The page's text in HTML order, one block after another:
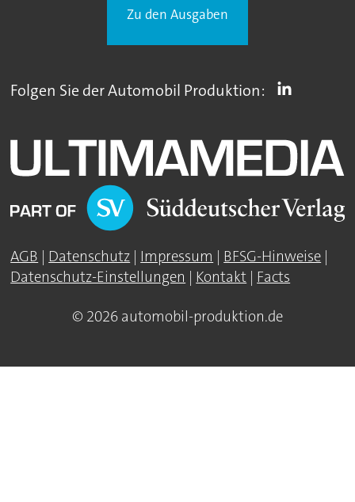
Zu den Ausgaben
Folgen Sie der Automobil Produktion:
AGB | Datenschutz | Impressum | BFSG-Hinweise |
Datenschutz-Einstellungen | Kontakt | Facts
© 2026 automobil-produktion.de